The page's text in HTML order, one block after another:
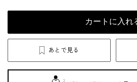
カートに入れ
あとで見る